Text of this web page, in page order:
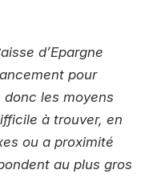
d’Epargne
pour
les moyens
à trouver, en
ou a proximité
au plus gros